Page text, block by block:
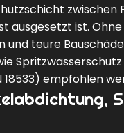
ausgesetzt ist.
und teure
empfohlen